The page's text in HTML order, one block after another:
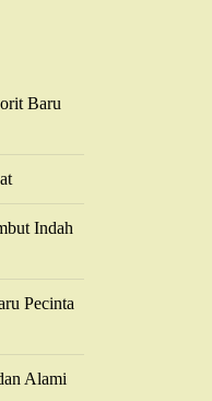
Baru
Indah
Pecinta
Alami